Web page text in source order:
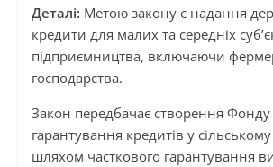
Деталі: Метою закону є надання
кредити для малих та середніх
підприємництва, включаючи
господарства.
Закон передбачає створення Фонду
гарантування кредитів у сільському
шляхом часткового гарантування